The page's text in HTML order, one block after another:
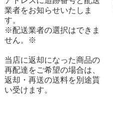
業者をお知らせいたしま
す。
※配送業者の選択はできま
せん。※
当店に返却になった商品の
再配達をご希望の場合は、
返却・再送の送料を別途貰
い受けます。